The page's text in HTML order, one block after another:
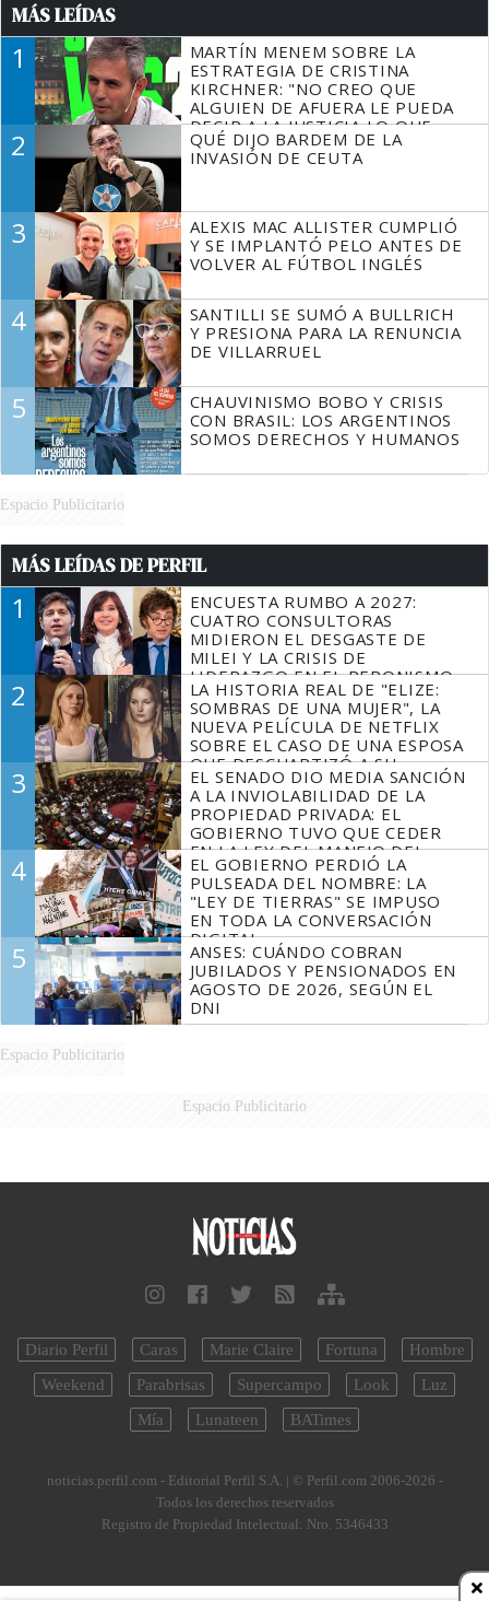
MÁS LEÍDAS
1
MARTÍN MENEM SOBRE LA
ESTRATEGIA DE CRISTINA
KIRCHNER: "NO CREO QUE
ALGUIEN DE AFUERA LE PUEDA
DECIR A LA JUSTICIA LO QUE
TIENE QUE HACER"
2
QUÉ DIJO BARDEM DE LA
INVASIÓN DE CEUTA
3
ALEXIS MAC ALLISTER CUMPLIÓ
Y SE IMPLANTÓ PELO ANTES DE
VOLVER AL FÚTBOL INGLÉS
4
SANTILLI SE SUMÓ A BULLRICH
Y PRESIONA PARA LA RENUNCIA
DE VILLARRUEL
5
CHAUVINISMO BOBO Y CRISIS
CON BRASIL: LOS ARGENTINOS
SOMOS DERECHOS Y HUMANOS
Espacio Publicitario
MÁS LEÍDAS DE PERFIL
1
ENCUESTA RUMBO A 2027:
CUATRO CONSULTORAS
MIDIERON EL DESGASTE DE
MILEI Y LA CRISIS DE
LIDERAZGO EN EL PERONISMO
2
LA HISTORIA REAL DE "ELIZE:
SOMBRAS DE UNA MUJER", LA
NUEVA PELÍCULA DE NETFLIX
SOBRE EL CASO DE UNA ESPOSA
QUE DESCUARTIZÓ A SU
MARIDO
3
EL SENADO DIO MEDIA SANCIÓN
A LA INVIOLABILIDAD DE LA
PROPIEDAD PRIVADA: EL
GOBIERNO TUVO QUE CEDER
EN LA LEY DEL MANEJO DEL
FUEGO
4
EL GOBIERNO PERDIÓ LA
PULSEADA DEL NOMBRE: LA
"LEY DE TIERRAS" SE IMPUSO
EN TODA LA CONVERSACIÓN
DIGITAL
5
ANSES: CUÁNDO COBRAN
JUBILADOS Y PENSIONADOS EN
AGOSTO DE 2026, SEGÚN EL
DNI
Espacio Publicitario
Espacio Publicitario
Diario Perfil Caras Marie Claire Fortuna
Hombre
Weekend
Parabrisas Supercampo Look
Luz
Mía
Lunateen BATimes
noticias.perfil.com - Editorial Perfil S.A. | © Perfil.com 2006-2026 -
Todos los derechos reservados
Registro de Propiedad Intelectual: Nro. 5346433